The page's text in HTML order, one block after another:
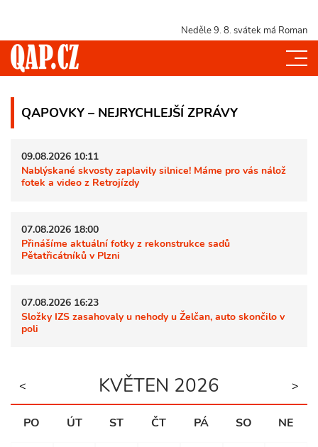
Neděle 9. 8. svátek má Roman
QAPOVKY – NEJRYCHLEJŠÍ ZPRÁVY
09.08.2026 10:11
Nablýskané skvosty zaplavily silnice! Máme pro vás nálož
fotek a video z Retrojízdy
07.08.2026 18:00
Přinášíme aktuální fotky z rekonstrukce sadů
Pětatřicátníků v Plzni
07.08.2026 16:23
Složky IZS zasahovaly u nehody u Želčan, auto skončilo v
poli
< KVĚTEN 2026 >
PO ÚT ST ČT PÁ SO NE